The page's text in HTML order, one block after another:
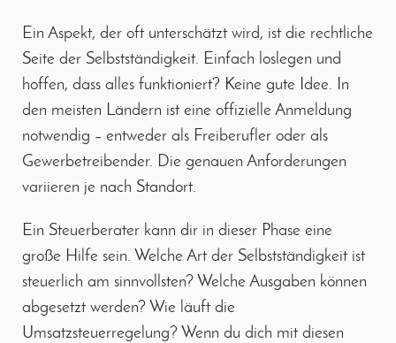
Ein Aspekt, der oft unterschätzt wird, ist die rechtliche
Seite der Selbstständigkeit. Einfach loslegen und
hoffen, dass alles funktioniert? Keine gute Idee. In
den meisten Ländern ist eine offizielle Anmeldung
notwendig – entweder als Freiberufler oder als
Gewerbetreibender. Die genauen Anforderungen
variieren je nach Standort.
Ein Steuerberater kann dir in dieser Phase eine
große Hilfe sein. Welche Art der Selbstständigkeit ist
steuerlich am sinnvollsten? Welche Ausgaben können
abgesetzt werden? Wie läuft die
Umsatzsteuerregelung? Wenn du dich mit diesen